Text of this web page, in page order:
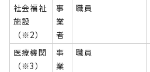
社会福祉
施設
（※2）
事
業
者
職員
医療機関
（※3）
事
業
職員